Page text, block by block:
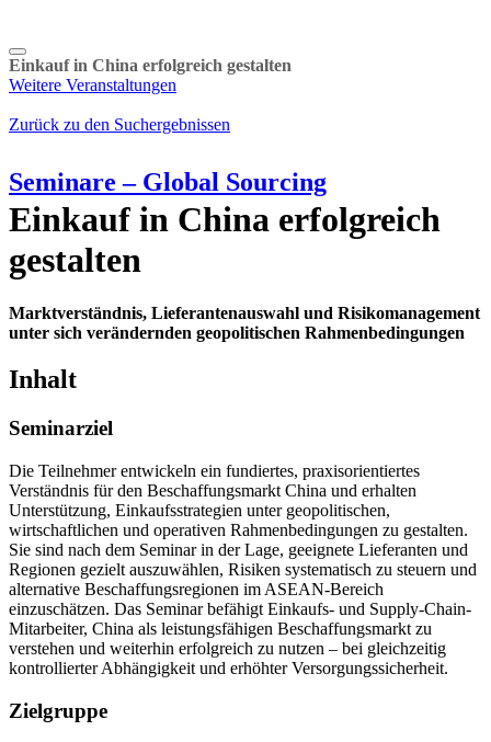
Einkauf in China erfolgreich gestalten
Weitere Veranstaltungen
Zurück zu den Suchergebnissen
Seminare – Global Sourcing
Einkauf in China erfolgreich
gestalten
Marktverständnis, Lieferantenauswahl und Risikomanagement
unter sich verändernden geopolitischen Rahmenbedingungen
Inhalt
Seminarziel
Die Teilnehmer entwickeln ein fundiertes, praxisorientiertes
Verständnis für den Beschaffungsmarkt China und erhalten
Unterstützung, Einkaufsstrategien unter geopolitischen,
wirtschaftlichen und operativen Rahmenbedingungen zu gestalten.
Sie sind nach dem Seminar in der Lage, geeignete Lieferanten und
Regionen gezielt auszuwählen, Risiken systematisch zu steuern und
alternative Beschaffungsregionen im ASEAN-Bereich
einzuschätzen. Das Seminar befähigt Einkaufs- und Supply-Chain-
Mitarbeiter, China als leistungsfähigen Beschaffungsmarkt zu
verstehen und weiterhin erfolgreich zu nutzen – bei gleichzeitig
kontrollierter Abhängigkeit und erhöhter Versorgungssicherheit.
Zielgruppe